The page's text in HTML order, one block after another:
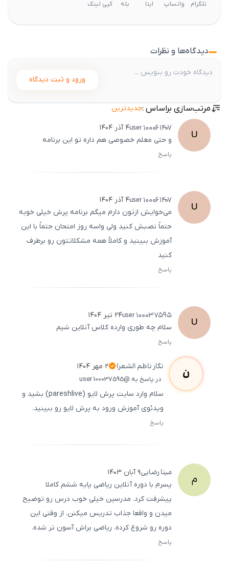
تلگرام واتساپ ایتا بله کپی لینک
دیدگاه‌ها و نظرات
ورود و ثبت دیدگاه
مرتب‌سازی براساس :جدیدترین
U
user100061407
۴ آذر ۱۴۰۴
و حتی معلم خصوصی هم داره تو این برنامه
پاسخ
U
user100061407
۴ آذر ۱۴۰۴
می‌خوایش ازتون دارم میگم برنامه پرش خیلی خوبه
حتماً نصبش کنید ولی واسه روز امتحان حتماً با این
آموزش ببینید و کاملاً همه مشکلاتتون رو برطرف
کنید
پاسخ
U
user100037595
۲۴ تیر ۱۴۰۴
سلام چه طوری وارده کلاس آنلاین شیم
پاسخ
ن نگارناظم الشعرا ۲ مهر ۱۴۰۴
در پاسخ به @user 100037595
سلام وارد سایت پرش لایو (pareshlive) بشید و
ویدئوی آموزش ورود به پرش لایو رو ببینید.
پاسخ
م مینارضایی۹ آبان ۱۴۰۳
پسرم با دوره آنلاین ریاضی پایه ششم کاملا
پیشرفت کرد. مدرسین خیلی خوب درس رو توضیح
میدن و واقعا جذاب تدریس میکنن. از وقتی این
دوره رو شروع کرده، ریاضی براش آسون ‌تر شده.
پاسخ